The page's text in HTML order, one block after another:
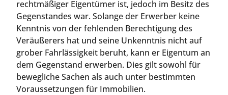
rechtmäßiger Eigentümer ist, jedoch im Besitz des
Gegenstandes war. Solange der Erwerber keine
Kenntnis von der fehlenden Berechtigung des
Veräußerers hat und seine Unkenntnis nicht auf
grober Fahrlässigkeit beruht, kann er Eigentum an
dem Gegenstand erwerben. Dies gilt sowohl für
bewegliche Sachen als auch unter bestimmten
Voraussetzungen für Immobilien.